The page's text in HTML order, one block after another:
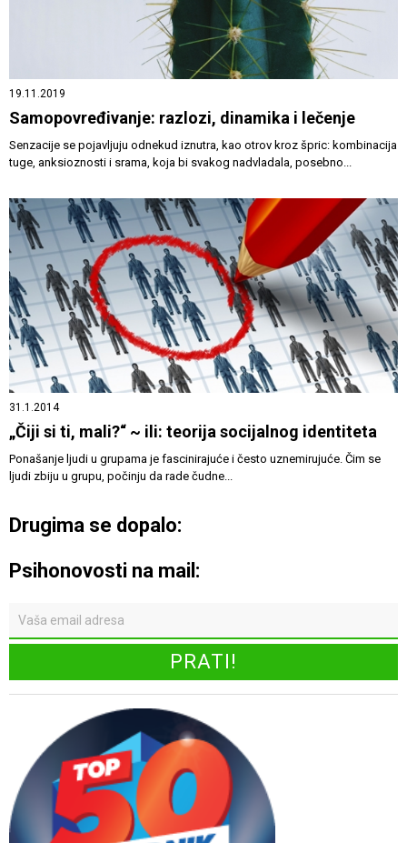
19.11.2019
Samopovređivanje: razlozi, dinamika i lečenje
Senzacije se pojavljuju odnekud iznutra, kao otrov kroz špric: kombinacija
tuge, anksioznosti i srama, koja bi svakog nadvladala, posebno...
31.1.2014
„Čiji si ti, mali?“ ~ ili: teorija socijalnog identiteta
Ponašanje ljudi u grupama je fascinirajuće i često uznemirujuće. Čim se
ljudi zbiju u grupu, počinju da rade čudne...
Drugima se dopalo:
Psihonovosti na mail: